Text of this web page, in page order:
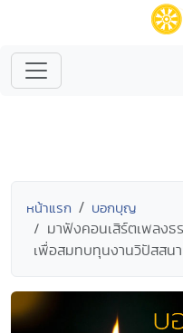
หน้าแรก บอกบุญ
มาฟังคอนเสิร์ตเพลงธ
เพื่อสมทบทุนงานวิปัสสนา